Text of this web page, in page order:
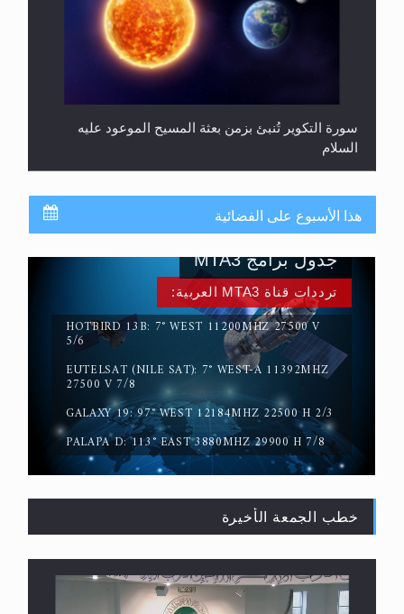
سورة التكوير تُنبئ بزمن بعثة المسيح الموعود عليه
السلام
حقيقة المسيح الدجال
القرآن قاضٍ وحكمٌ على السنة ومهيمنٌ عليها.. ليس
هذا الأسبوع على الفضائية
ترددات قناة MTA3 العربية:
HOTBIRD 13B: 7° WEST 11200MHZ 27500 V
5/6
EUTELSAT (NILE SAT): 7° WEST-A 11392MHZ
27500 V 7/8
GALAXY 19: 97° WEST 12184MHZ 22500 H 2/3
PALAPA D: 113° EAST 3880MHZ 29900 H 7/8
جدول برامج MTA3
خطب الجمعة الأخيرة